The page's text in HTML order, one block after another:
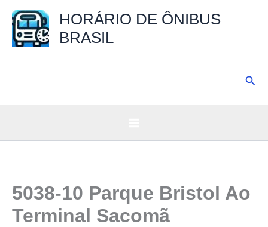
para
HORÁRIO DE ÔNIBUS
BRASIL
5038-10 Parque Bristol Ao
Terminal Sacomã